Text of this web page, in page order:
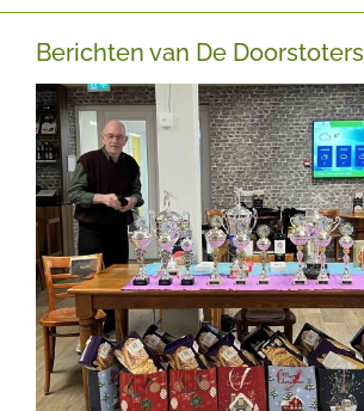
Berichten van De Doorstoters
Bekijk
grotere
afbeelding